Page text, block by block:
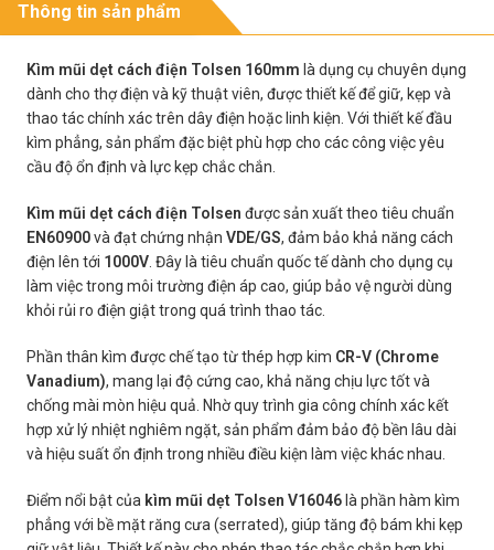
Thông tin sản phẩm
Kìm mũi dẹt cách điện Tolsen 160mm là dụng cụ chuyên dụng
dành cho thợ điện và kỹ thuật viên, được thiết kế để giữ, kẹp và
thao tác chính xác trên dây điện hoặc linh kiện. Với thiết kế đầu
kìm phẳng, sản phẩm đặc biệt phù hợp cho các công việc yêu
cầu độ ổn định và lực kẹp chắc chắn.
Kìm mũi dẹt cách điện Tolsen được sản xuất theo tiêu chuẩn
EN60900và đạt chứng nhận VDE/GS, đảm bảo khả năng cách
điện lên tới 1000V . Đây là tiêu chuẩn quốc tế dành cho dụng cụ
làm việc trong môi trường điện áp cao, giúp bảo vệ người dùng
khỏi rủi ro điện giật trong quá trình thao tác.
Phần thân kìm được chế tạo từ thép hợp kim CR-V (Chrome
Vanadium), mang lại độ cứng cao, khả năng chịu lực tốt và
chống mài mòn hiệu quả. Nhờ quy trình gia công chính xác kết
hợp xử lý nhiệt nghiêm ngặt, sản phẩm đảm bảo độ bền lâu dài
và hiệu suất ổn định trong nhiều điều kiện làm việc khác nhau.
Điểm nổi bật của kìm mũi dẹt Tolsen V16046 là phần hàm kìm
phẳng với bề mặt răng cưa (serrated), giúp tăng độ bám khi kẹp